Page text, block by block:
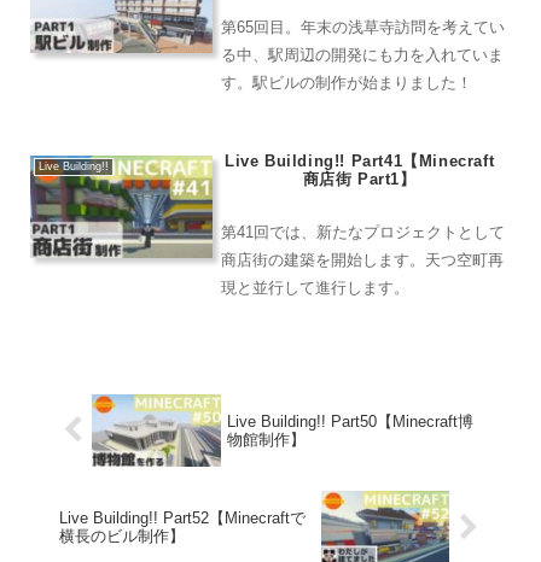
第65回目。年末の浅草寺訪問を考えてい
る中、駅周辺の開発にも力を入れていま
す。駅ビルの制作が始まりました！
Live Building!!
Live Building!! Part41【Minecraft
商店街 Part1】
第41回では、新たなプロジェクトとして
商店街の建築を開始します。天つ空町再
現と並行して進行します。
Live Building!! Part50【Minecraft博
物館制作】
Live Building!! Part52【Minecraftで
横長のビル制作】